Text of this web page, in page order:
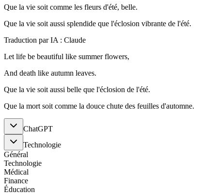
Que la vie soit comme les fleurs d'été, belle.
Que la vie soit aussi splendide que l'éclosion vibrante de l'été.
Traduction par IA : Claude
Let life be beautiful like summer flowers,
And death like autumn leaves.
Que la vie soit aussi belle que l'éclosion de l'été.
Que la mort soit comme la douce chute des feuilles d'automne.
ChatGPT
Technologie
Général
Technologie
Médical
Finance
Éducation